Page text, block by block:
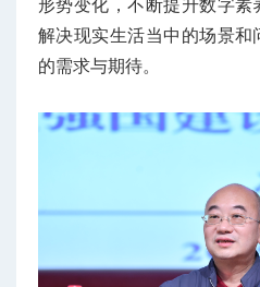
形势变化，不断提升数字素
解决现实生活当中的场景和
的需求与期待。